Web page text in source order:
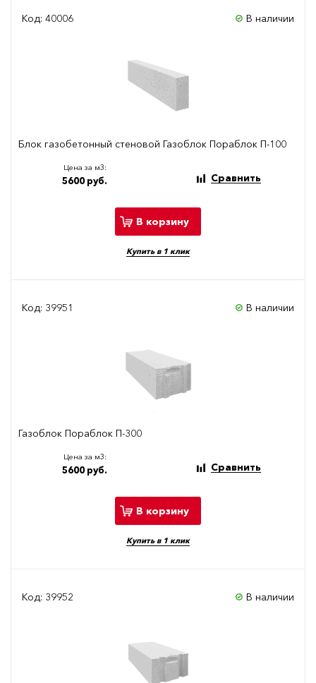
Код: 40006 В наличии
Блок газобетонный стеновой Газоблок Пораблок П-100
Цена за м3:
5600 руб. Сравнить
В корзину
Купить в 1 клик
Код: 39951 В наличии
Газоблок Пораблок П-300
Цена за м3:
5600 руб. Сравнить
В корзину
Купить в 1 клик
Код: 39952 В наличии